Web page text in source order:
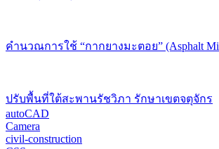
คำนวณการใช้ “กากยางมะตอย” (Asphalt
ปรับพื้นที่ใต้สะพานรัชวิภา รักษาเขตจตุจักร
autoCAD
Camera
civil-construction